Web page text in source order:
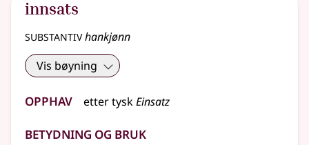
innsats
substantivhankjønn
Vis bøyning
Opphav ettertyskEinsatz
Betydning og bruk